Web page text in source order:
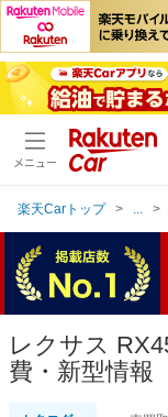
メニュー
楽天Carトップ
レクサス
費・新型情報